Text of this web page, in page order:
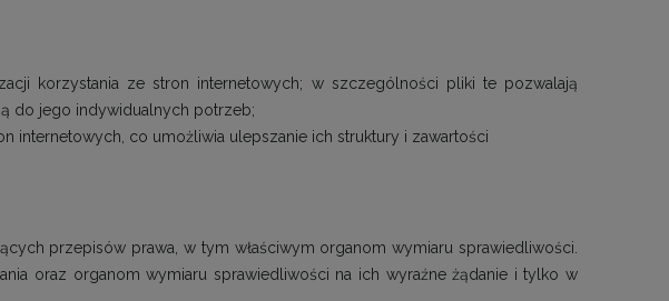
korzystania ze stron internetowych; w szczególności pliki te pozwalają
do jego indywidualnych potrzeb;
internetowych, co umożliwia ulepszanie ich struktury i zawartości
przepisów prawa, w tym właściwym organom wymiaru sprawiedliwości.
oraz organom wymiaru sprawiedliwości na ich wyraźne żądanie i tylko w